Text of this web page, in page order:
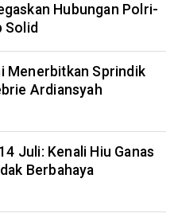
Hubungan Polri-
Solid
Menerbitkan Sprindik
Ardiansyah
Juli: Kenali Hiu Ganas
Berbahaya